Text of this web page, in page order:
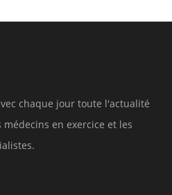
chaque jour toute l'actualité
en exercice et les